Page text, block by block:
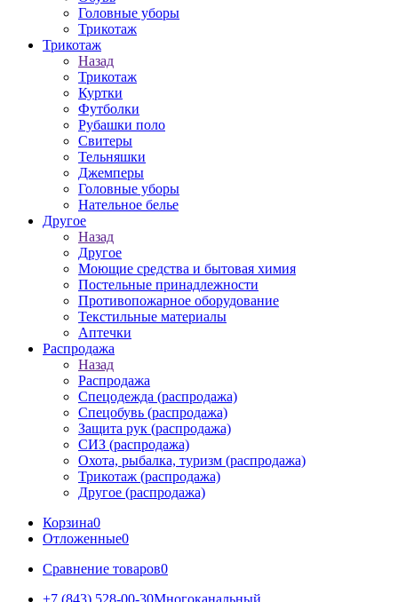
Головные уборы
Трикотаж
Трикотаж
Назад
Трикотаж
Куртки
Футболки
Рубашки поло
Свитеры
Тельняшки
Джемперы
Головные уборы
Нательное белье
Другое
Назад
Другое
Моющие средства и бытовая химия
Постельные принадлежности
Противопожарное оборудование
Текстильные материалы
Аптечки
Распродажа
Назад
Распродажа
Спецодежда (распродажа)
Спецобувь (распродажа)
Защита рук (распродажа)
СИЗ (распродажа)
Охота, рыбалка, туризм (распродажа)
Трикотаж (распродажа)
Другое (распродажа)
Корзина0
Отложенные0
Сравнение товаров0
+7 (843) 528-00-30Многоканальный